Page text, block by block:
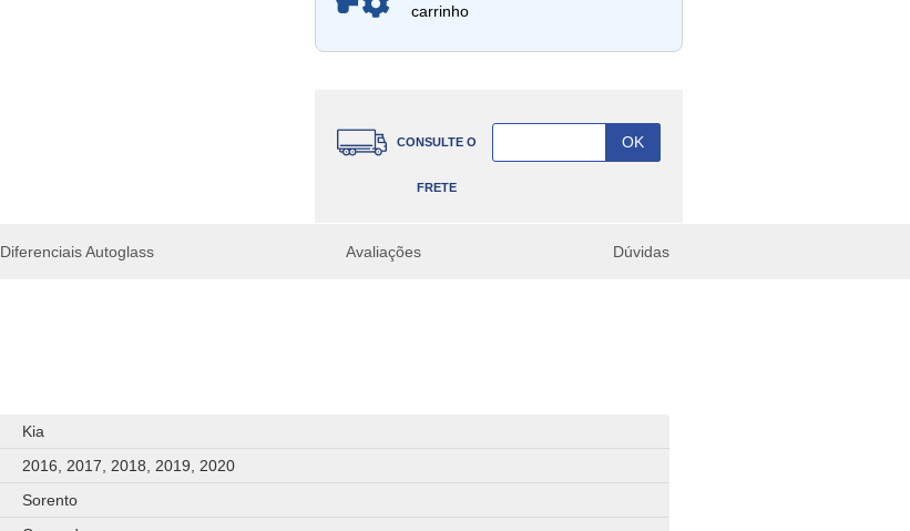
carrinho
CONSULTE O
FRETE
Diferenciais Autoglass Avaliações Dúvidas
Kia
2016, 2017, 2018, 2019, 2020
Sorento